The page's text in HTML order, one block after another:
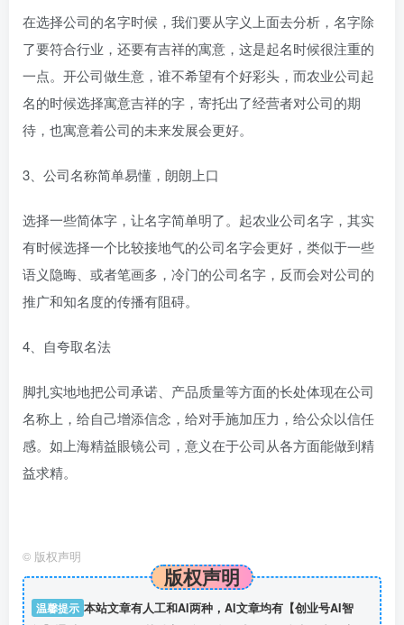
在选择公司的名字时候，我们要从字义上面去分析，名字除
了要符合行业，还要有吉祥的寓意，这是起名时候很注重的
一点。开公司做生意，谁不希望有个好彩头，而农业公司起
名的时候选择寓意吉祥的字，寄托出了经营者对公司的期
待，也寓意着公司的未来发展会更好。
3、公司名称简单易懂，朗朗上口
选择一些简体字，让名字简单明了。起农业公司名字，其实
有时候选择一个比较接地气的公司名字会更好，类似于一些
语义隐晦、或者笔画多，冷门的公司名字，反而会对公司的
推广和知名度的传播有阻碍。
4、自夸取名法
脚扎实地地把公司承诺、产品质量等方面的长处体现在公司
名称上，给自己增添信念，给对手施加压力，给公众以信任
感。如上海精益眼镜公司，意义在于公司从各方面能做到精
益求精。
© 版权声明
版权声明
温馨提示 本站文章有人工和AI两种，AI文章均有【创业号AI智